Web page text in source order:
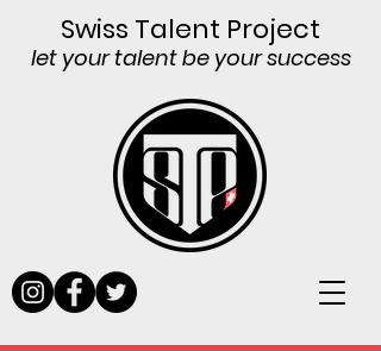
Swiss Talent Project
let your talent be your success